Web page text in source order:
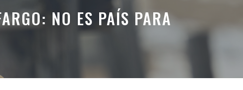
NO ES PAÍS PARA